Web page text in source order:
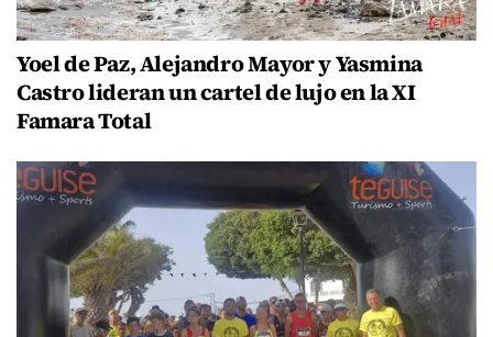
Yoel de Paz, Alejandro Mayor y Yasmina
Castro lideran un cartel de lujo en la XI
Famara Total